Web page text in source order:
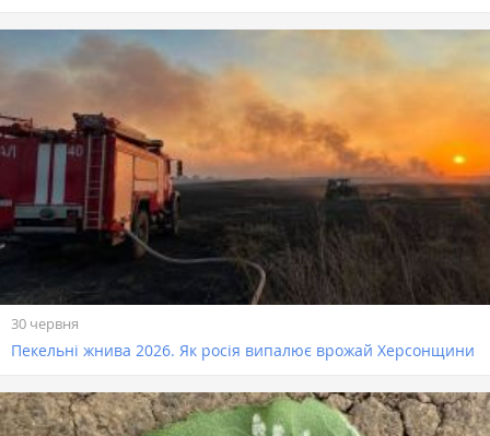
30 червня
Пекельні жнива 2026. Як росія випалює врожай Херсонщини